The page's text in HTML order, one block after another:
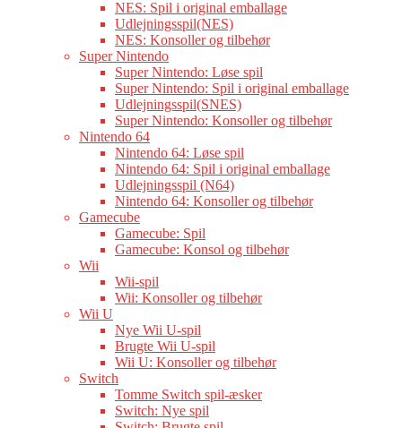
NES: Spil i original emballage
Udlejningsspil(NES)
NES: Konsoller og tilbehør
Super Nintendo
Super Nintendo: Løse spil
Super Nintendo: Spil i original emballage
Udlejningsspil(SNES)
Super Nintendo: Konsoller og tilbehør
Nintendo 64
Nintendo 64: Løse spil
Nintendo 64: Spil i original emballage
Udlejningsspil (N64)
Nintendo 64: Konsoller og tilbehør
Gamecube
Gamecube: Spil
Gamecube: Konsol og tilbehør
Wii
Wii-spil
Wii: Konsoller og tilbehør
Wii U
Nye Wii U-spil
Brugte Wii U-spil
Wii U: Konsoller og tilbehør
Switch
Tomme Switch spil-æsker
Switch: Nye spil